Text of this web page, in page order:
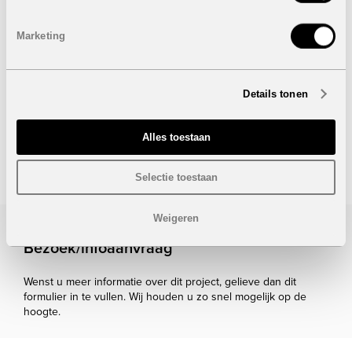
Marketing
Details tonen
Alles toestaan
Selectie toestaan
Weigeren
2 Badkamers
Onder voorbehoud van eventuele prijswijzigingen.
STUUR NAAR EEN VRIEND
Bezoek/infoaanvraag
Wenst u meer informatie over dit project, gelieve dan dit
formulier in te vullen. Wij houden u zo snel mogelijk op de
hoogte.